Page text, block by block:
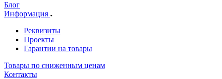
Блог
Информация
Реквизиты
Проекты
Гарантии на товары
Товары по сниженным ценам
Контакты